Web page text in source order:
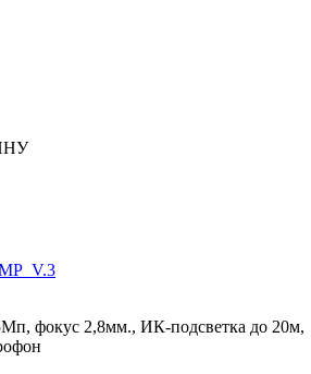
фокус 2,8мм., ИК-подсветка до 20м,